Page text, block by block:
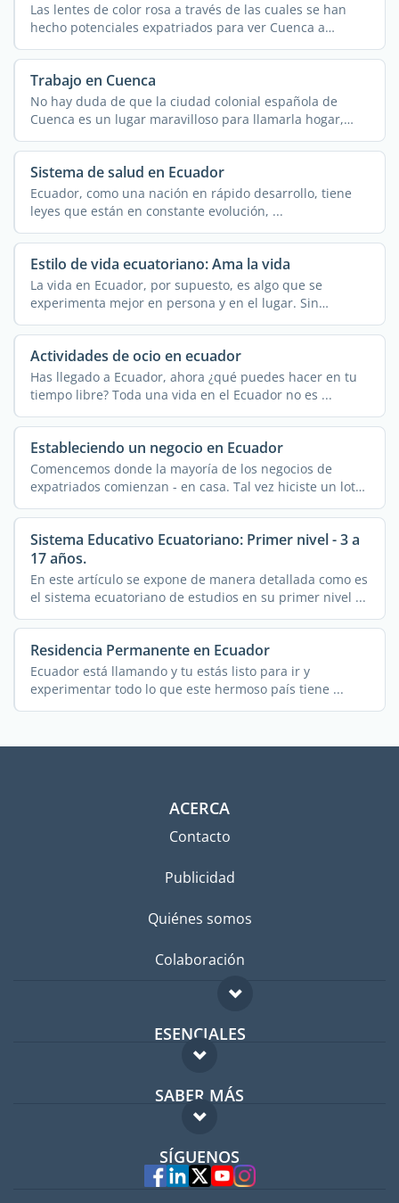
Las lentes de color rosa a través de las cuales se han
hecho potenciales expatriados para ver Cuenca a
menudo ...
Trabajo en Cuenca
No hay duda de que la ciudad colonial española de
Cuenca es un lugar maravilloso para llamarla hogar,
como lo ...
Sistema de salud en Ecuador
Ecuador, como una nación en rápido desarrollo, tiene
leyes que están en constante evolución, ...
Estilo de vida ecuatoriano: Ama la vida
La vida en Ecuador, por supuesto, es algo que se
experimenta mejor en persona y en el lugar. Sin
embargo, este ...
Actividades de ocio en ecuador
Has llegado a Ecuador, ahora ¿qué puedes hacer en tu
tiempo libre? Toda una vida en el Ecuador no es ...
Estableciendo un negocio en Ecuador
Comencemos donde la mayoría de los negocios de
expatriados comienzan - en casa. Tal vez hiciste un lote
de ...
Sistema Educativo Ecuatoriano: Primer nivel - 3 a
17 años.
En este artículo se expone de manera detallada como es
el sistema ecuatoriano de estudios en su primer nivel ...
Residencia Permanente en Ecuador
Ecuador está llamando y tu estás listo para ir y
experimentar todo lo que este hermoso país tiene ...
ACERCA
Contacto
Publicidad
Quiénes somos
Colaboración
ESENCIALES
Foro para expatriados
Guía para expatriados
Trabajos en el extranjero
SABER MÁS
FAQ
Expertos
SÍGUENOS